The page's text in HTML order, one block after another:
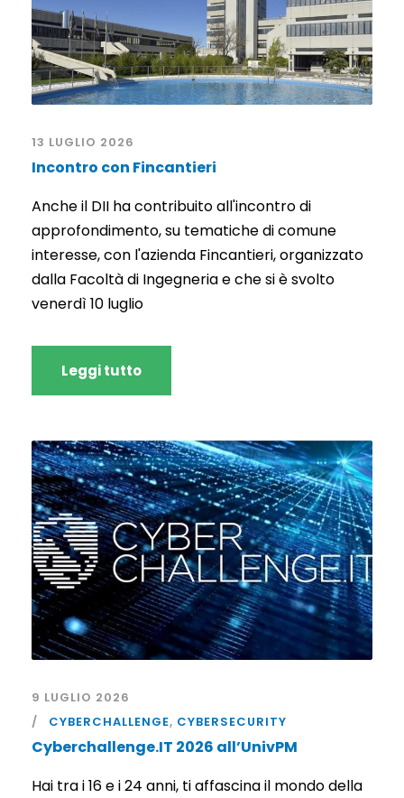
13 LUGLIO 2026
Incontro con Fincantieri
Anche il DII ha contribuito all'incontro di
approfondimento, su tematiche di comune
interesse, con l'azienda Fincantieri, organizzato
dalla Facoltà di Ingegneria e che si è svolto
venerdì 10 luglio
Leggi tutto
9 LUGLIO 2026
CYBERCHALLENGE, CYBERSECURITY
Cyberchallenge.IT 2026 all’UnivPM
Hai tra i 16 e i 24 anni, ti affascina il mondo della